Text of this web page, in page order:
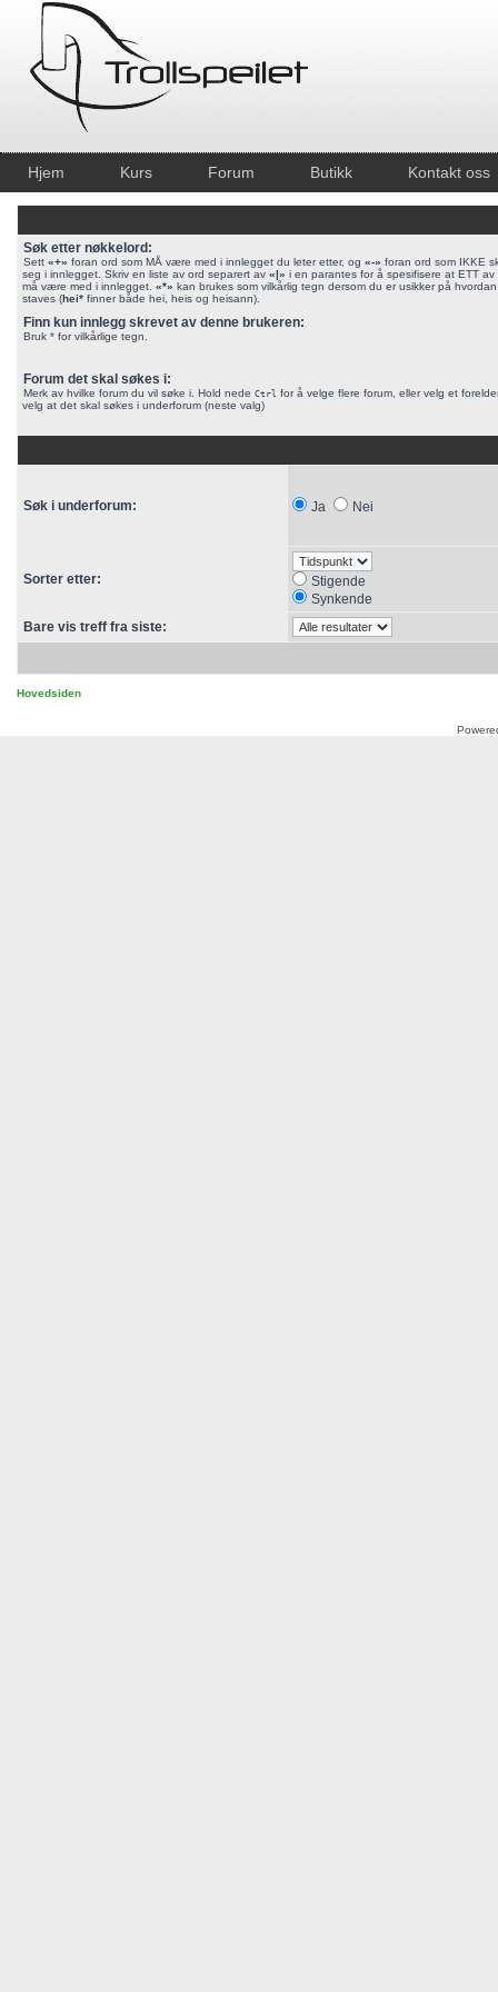
Hjem Kurs Forum Butikk Kontakt oss
Søk etter nøkkelord:
Sett «+» foran ord som MÅ være med i innlegget du leter etter, og «-» foran ord som IKKE
seg i innlegget. Skriv en liste av ord separert av «|» i en parantes for å spesifisere at ETT av
må være med i innlegget. «*» kan brukes som vilkårlig tegn dersom du er usikker på
staves (hei* finner både hei, heis og heisann).
Finn kun innlegg skrevet av denne brukeren:
Bruk * for vilkårlige tegn.
Forum det skal søkes i:
Merk av hvilke forum du vil søke i. Hold nede Ctrl for å velge flere forum, eller velg et
velg at det skal søkes i underforum (neste valg)
Søk i underforum: Ja Nei
Sorter etter:
Stigende
Synkende
Bare vis treff fra siste:
Hovedsiden